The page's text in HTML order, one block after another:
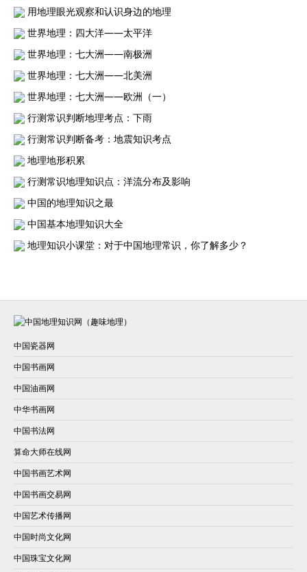
用地理眼光观察和认识身边的地理
世界地理：四大洋——太平洋
世界地理：七大洲——南极洲
世界地理：七大洲——北美洲
世界地理：七大洲——欧洲（一）
行测常识判断地理考点：下雨
行测常识判断备考：地震知识考点
地理地形积累
行测常识地理知识点：洋流分布及影响
中国的地理知识之最
中国基本地理知识大全
地理知识小课堂：对于中国地理常识，你了解多少？
中国瓷器网
中国书画网
中国油画网
中华书画网
中国书法网
算命大师在线网
中国书画艺术网
中国书画交易网
中国艺术传播网
中国时尚文化网
中国珠宝文化网